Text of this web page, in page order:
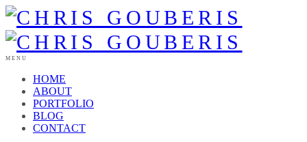
MENU
HOME
ABOUT
PORTFOLIO
BLOG
CONTACT